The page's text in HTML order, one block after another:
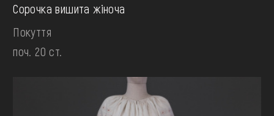
Сорочка вишита жіноча
Покуття
поч. 20 ст.